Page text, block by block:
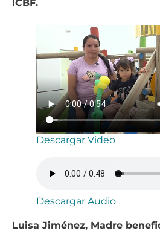
ICBF.
Descargar Video
Descargar Audio
Luisa Jiménez, Madre